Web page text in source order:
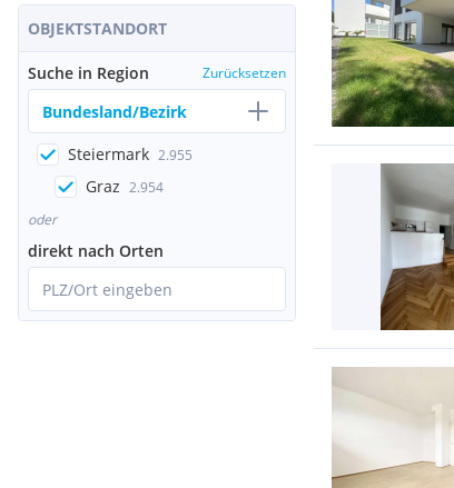
OBJEKTSTANDORT
Suche in Region Zurücksetzen
Bundesland/Bezirk
Steiermark 2.955
Graz 2.954
oder
direkt nach Orten
PLZ/Ort eingeben